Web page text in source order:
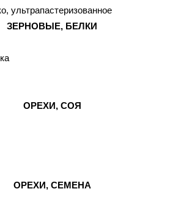
ультрапастеризованное
ЗЕРНОВЫЕ, БЕЛКИ
ОРЕХИ, СОЯ
ОРЕХИ, СЕМЕНА